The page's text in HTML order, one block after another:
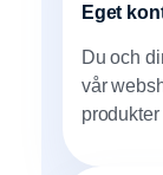
Eget
Du och
vår